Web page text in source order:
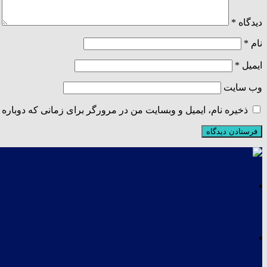
دیدگاه *
نام *
ایمیل *
وب‌ سایت
ذخیره نام، ایمیل و وبسایت من در مرورگر برای زمانی که